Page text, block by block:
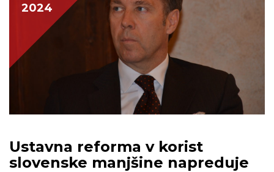
2024
Ustavna reforma v korist
slovenske manjšine napreduje